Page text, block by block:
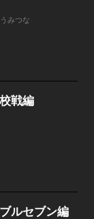
みつな
戦編
ルセブン編